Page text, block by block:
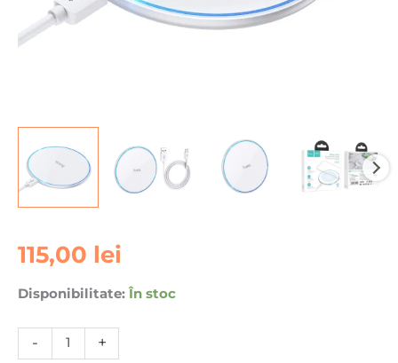
115,00 lei
Disponibilitate: În stoc
-
Cantitate
Incarcator
Hoco
CW6
Pro,
+